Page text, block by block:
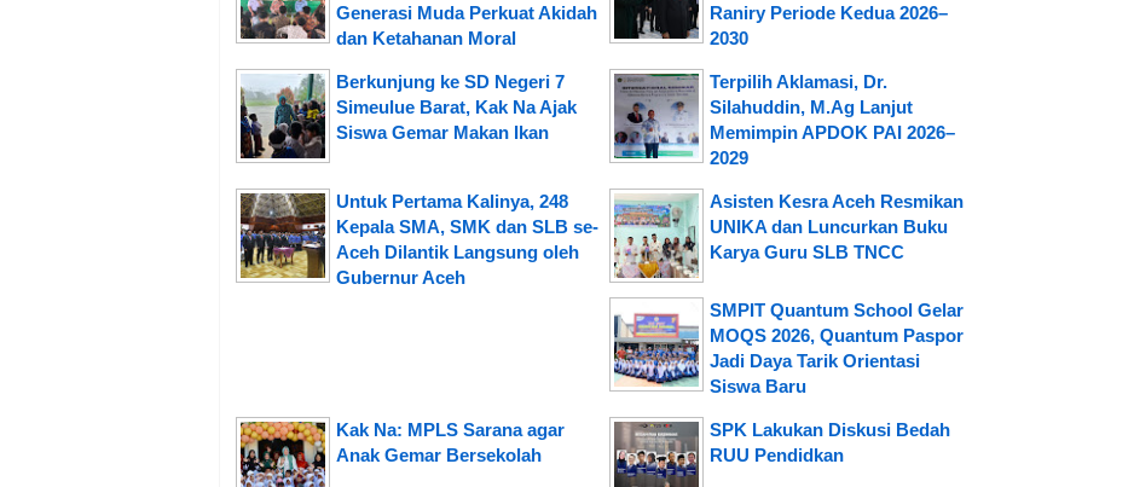
Generasi Muda Perkuat Akidah
dan Ketahanan Moral
Raniry Periode Kedua 2026–
2030
Berkunjung ke SD Negeri 7
Simeulue Barat, Kak Na Ajak
Siswa Gemar Makan Ikan
Terpilih Aklamasi, Dr.
Silahuddin, M.Ag Lanjut
Memimpin APDOK PAI 2026–
2029
Untuk Pertama Kalinya, 248
Kepala SMA, SMK dan SLB se-
Aceh Dilantik Langsung oleh
Gubernur Aceh
Asisten Kesra Aceh Resmikan
UNIKA dan Luncurkan Buku
Karya Guru SLB TNCC
SMPIT Quantum School Gelar
MOQS 2026, Quantum Paspor
Jadi Daya Tarik Orientasi
Siswa Baru
Kak Na: MPLS Sarana agar
Anak Gemar Bersekolah
SPK Lakukan Diskusi Bedah
RUU Pendidkan